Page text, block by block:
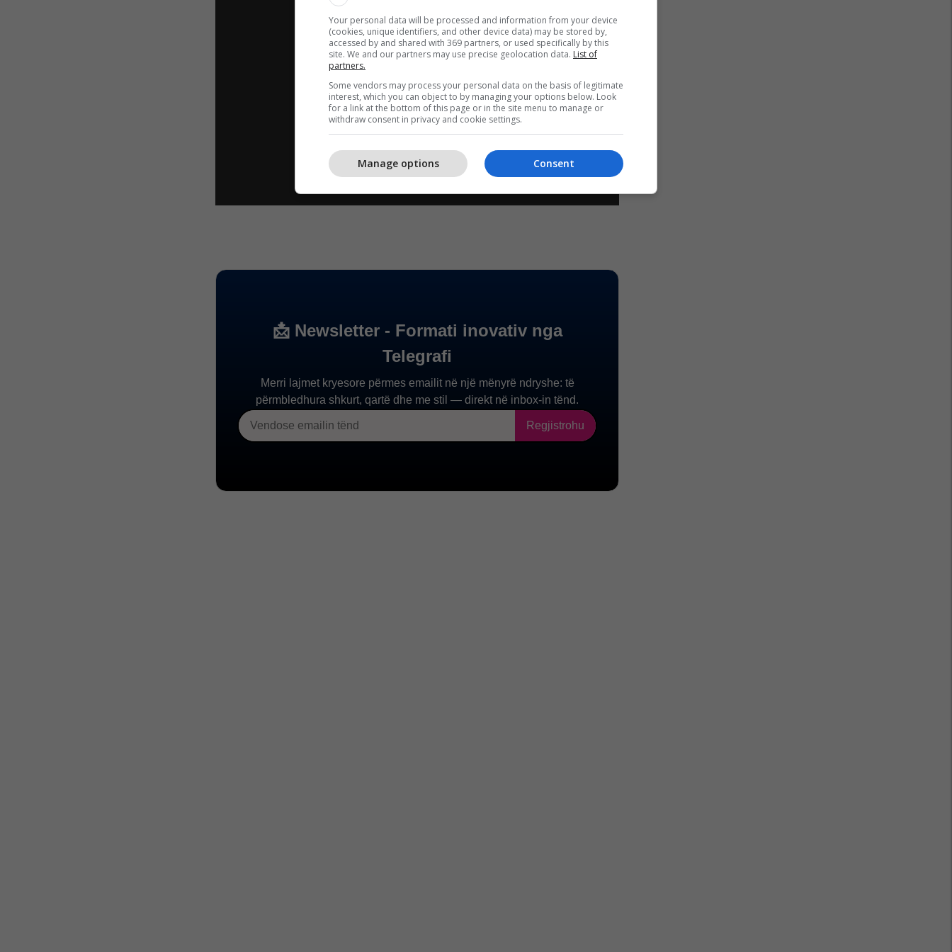
Your personal data will be processed and information from your device
(cookies, unique identifiers, and other device data) may be stored by,
accessed by and shared with 369 partners, or used specifically by this
site. We and our partners may use precise geolocation data. List of
partners.
Some vendors may process your personal data on the basis of legitimate
interest, which you can object to by managing your options below. Look
for a link at the bottom of this page or in the site menu to manage or
withdraw consent in privacy and cookie settings.
Consent
Manage options